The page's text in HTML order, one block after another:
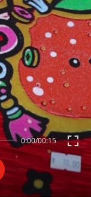
0:00/00:15